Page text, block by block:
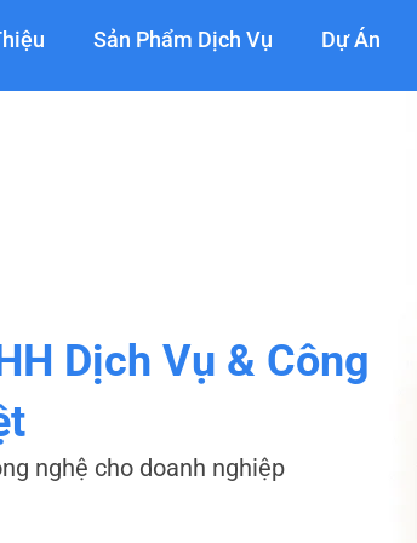
Sản Phẩm Dịch Vụ Dự Án
Dịch Vụ & Công
nghệ cho doanh nghiệp